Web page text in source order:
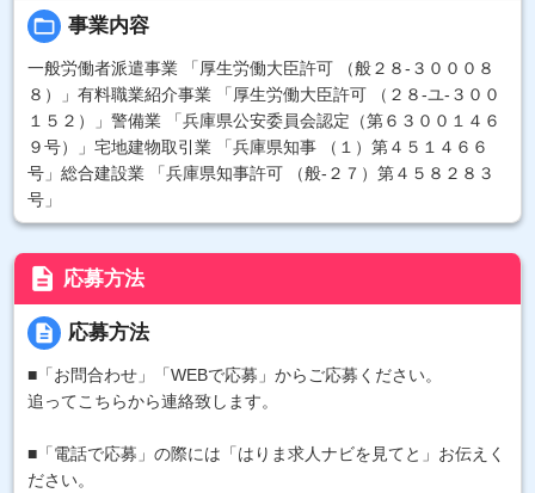
folder_open 事業内容
一般労働者派遣事業 「厚生労働大臣許可 （般２８-３０００８
８）」有料職業紹介事業 「厚生労働大臣許可 （２８-ユ-３００
１５２）」警備業 「兵庫県公安委員会認定（第６３００１４６
９号）」宅地建物取引業 「兵庫県知事 （１）第４５１４６６
号」総合建設業 「兵庫県知事許可 （般-２７）第４５８２８３
号」
description 応募方法
description 応募方法
■「お問合わせ」「WEBで応募」からご応募ください。
追ってこちらから連絡致します。
■「電話で応募」の際には「はりま求人ナビを見てと」お伝えく
ださい。